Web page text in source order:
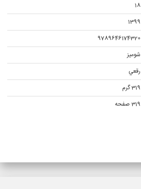
18
1399
9789646174320
شومیز
رقعي
319 گرم
319 صفحه